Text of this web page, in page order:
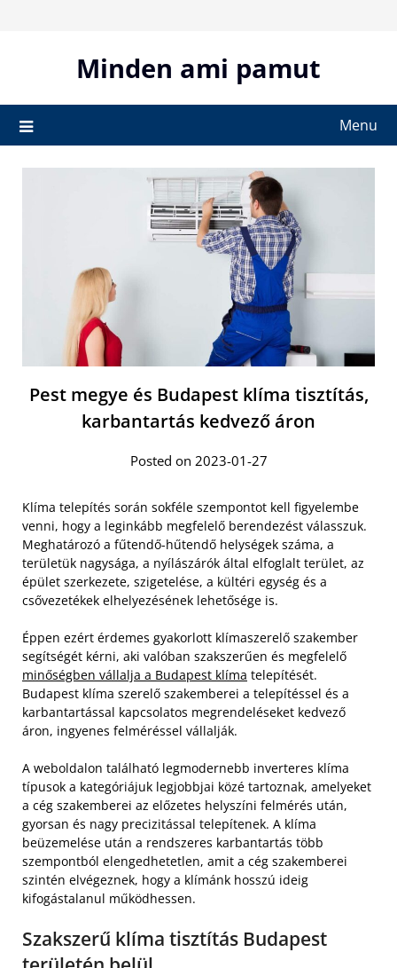
Minden ami pamut
Menu
Pest megye és Budapest klíma tisztítás,
karbantartás kedvező áron
Posted on 2023-01-27
Klíma telepítés során sokféle szempontot kell figyelembe
venni, hogy a leginkább megfelelő berendezést válasszuk.
Meghatározó a fűtendő-hűtendő helységek száma, a
területük nagysága, a nyílászárók által elfoglalt terület, az
épület szerkezete, szigetelése, a kültéri egység és a
csővezetékek elhelyezésének lehetősége is.
Éppen ezért érdemes gyakorlott klímaszerelő szakember
segítségét kérni, aki valóban szakszerűen és megfelelő
minőségben vállalja a Budapest klíma telepítését.
Budapest klíma szerelő szakemberei a telepítéssel és a
karbantartással kapcsolatos megrendeléseket kedvező
áron, ingyenes felméréssel vállalják.
A weboldalon található legmodernebb inverteres klíma
típusok a kategóriájuk legjobbjai közé tartoznak, amelyeket
a cég szakemberei az előzetes helyszíni felmérés után,
gyorsan és nagy precizitással telepítenek. A klíma
beüzemelése után a rendszeres karbantartás több
szempontból elengedhetetlen, amit a cég szakemberei
szintén elvégeznek, hogy a klímánk hosszú ideig
kifogástalanul működhessen.
Szakszerű klíma tisztítás Budapest